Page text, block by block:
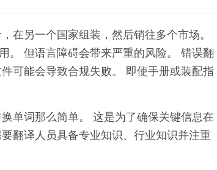
在另一个国家组装，然后销往多个市场。
。 但语言障碍会带来严重的风险。 错误翻
可能会导致合规失败。 即使手册或装配指
单词那么简单。 这是为了确保关键信息在
翻译人员具备专业知识、行业知识并注重